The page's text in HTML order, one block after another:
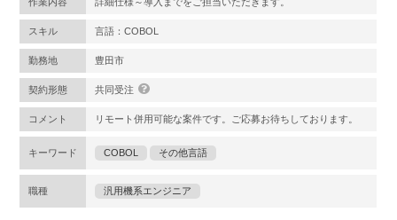
スキル 言語：COBOL
勤務地 豊田市
契約形態 共同受注
コメント リモート併用可能な案件です。ご応募お待ちしております。
キーワード COBOL その他言語
職種 汎用機系エンジニア